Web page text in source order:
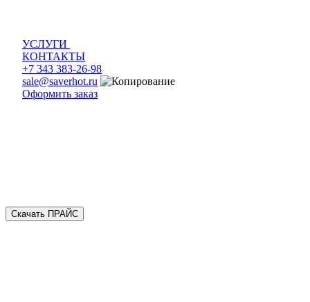
УСЛУГИ
КОНТАКТЫ
+7 343 383-26-98
sale@saverhot.ru
Оформить заказ
Скачать ПРАЙС